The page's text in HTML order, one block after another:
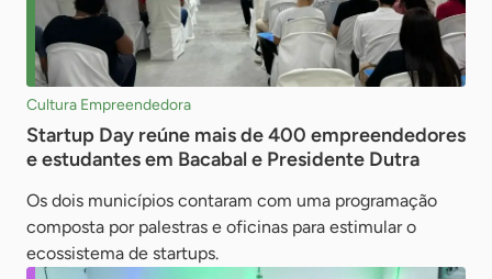
Cultura Empreendedora
Startup Day reúne mais de 400 empreendedores
e estudantes em Bacabal e Presidente Dutra
Os dois municípios contaram com uma programação
composta por palestras e oficinas para estimular o
ecossistema de startups.